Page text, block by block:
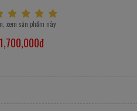
xem sản phẩm này
1,700,000đ